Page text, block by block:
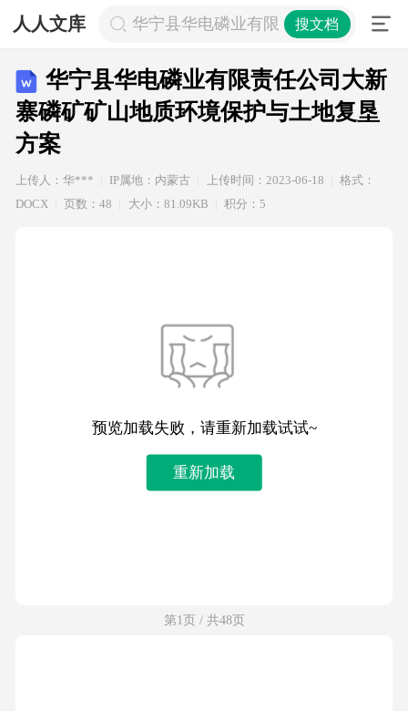
人人文库 华宁县华电磷业有限责任公司大新寨
搜文档
华宁县华电磷业有限责任公司大新
寨磷矿矿山地质环境保护与土地复垦
方案
上传人：华*** IP属地：内蒙古 上传时间：2023-06-18
格式：
DOCX
页数：48 大小：81.09KB 积分：5
预览加载失败，请重新加载试试~
重新加载
第1页 / 共48页